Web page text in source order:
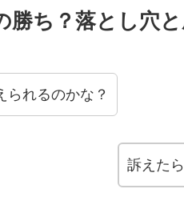
勝ち？落とし穴
られるのかな？
訴えた